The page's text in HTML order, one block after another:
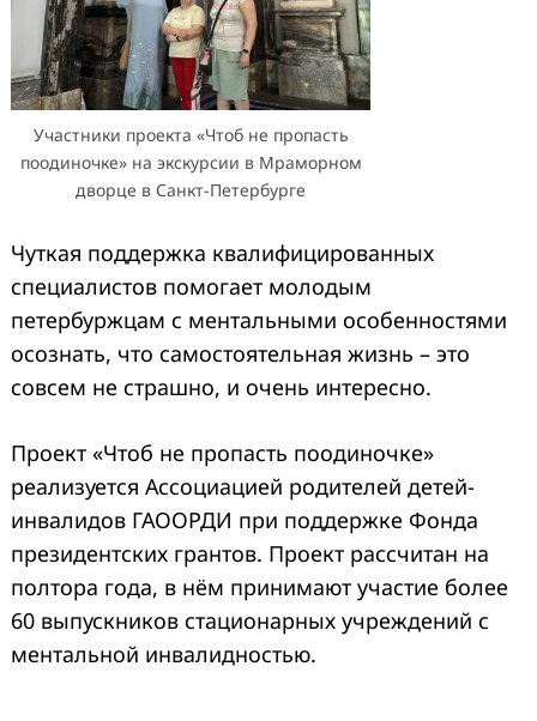
Участники проекта «Чтоб не пропасть
поодиночке» на экскурсии в Мраморном
дворце в Санкт-Петербурге
Чуткая поддержка квалифицированных
специалистов помогает молодым
петербуржцам с ментальными особенностями
осознать, что самостоятельная жизнь – это
совсем не страшно, и очень интересно.
Проект «Чтоб не пропасть поодиночке»
реализуется Ассоциацией родителей детей-
инвалидов ГАООРДИ при поддержке Фонда
президентских грантов. Проект рассчитан на
полтора года, в нём принимают участие более
60 выпускников стационарных учреждений с
ментальной инвалидностью.